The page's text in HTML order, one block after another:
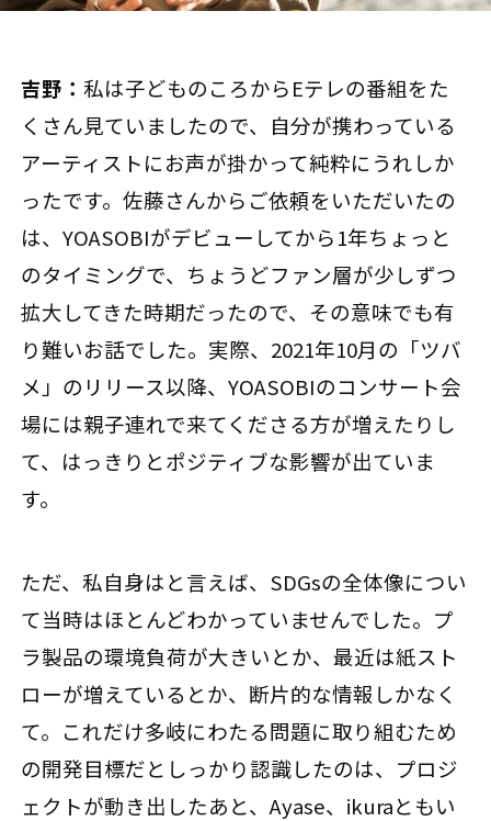
吉野： 私は子どものころからEテレの番組をた
くさん見ていましたので、自分が携わっている
アーティストにお声が掛かって純粋にうれしか
ったです。佐藤さんからご依頼をいただいたの
は、YOASOBIがデビューしてから1年ちょっと
のタイミングで、ちょうどファン層が少しずつ
拡大してきた時期だったので、その意味でも有
り難いお話でした。実際、2021年10月の「ツバ
メ」のリリース以降、YOASOBIのコンサート会
場には親子連れで来てくださる方が増えたりし
て、はっきりとポジティブな影響が出ていま
す。
ただ、私自身はと言えば、SDGsの全体像につい
て当時はほとんどわかっていませんでした。プ
ラ製品の環境負荷が大きいとか、最近は紙スト
ローが増えているとか、断片的な情報しかなく
て。これだけ多岐にわたる問題に取り組むため
の開発目標だとしっかり認識したのは、プロジ
ェクトが動き出したあと、Ayase、ikuraともい